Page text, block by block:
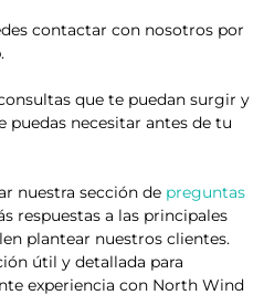
contactar con nosotros por
que te puedan surgir y
puedas necesitar antes de tu
nuestra sección de preguntas
respuestas a las principales
plantear nuestros clientes.
útil y detallada para
experiencia con North Wind